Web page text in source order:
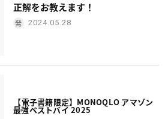
正解をお教えます！
2024.05.28
【電子書籍限定】MONOQLO アマゾン
最強ベストバイ 2025